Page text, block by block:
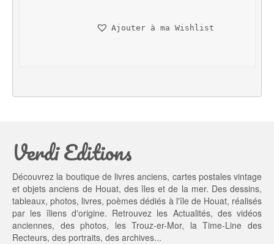
i
é
t :
5,
0
0 €.
t
s
Ajouter à ma Wishlist
Verdi Editions
Découvrez la boutique de livres anciens, cartes postales vintage
et objets anciens de Houat, des îles et de la mer. Des dessins,
tableaux, photos, livres, poèmes dédiés à l'île de Houat, réalisés
par les îliens d'origine. Retrouvez les Actualités, des vidéos
anciennes, desphotos, lesTrouz-er-Mor, laTime-Line des
Recteurs, des portraits, des archives...